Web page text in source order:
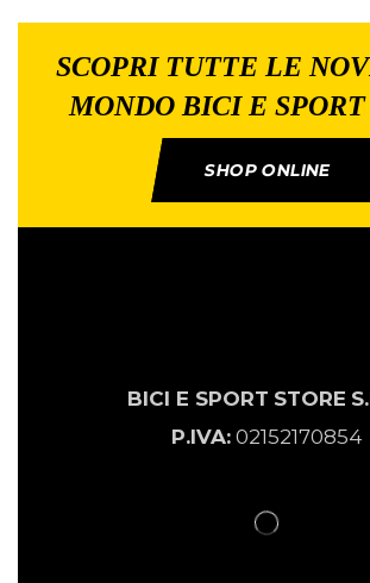
SCOPRI TUTTE LE
MONDO BICI E SPORT
SHOP ONLINE
BICI E SPORT STORE
P.IVA:02152170854